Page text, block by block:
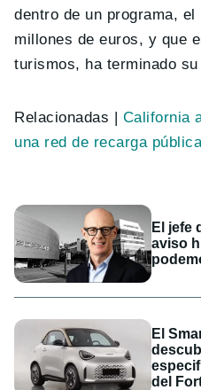
dentro de un programa,
millones de euros, y que
turismos, ha terminado
Relacionadas | California
una red de recarga
El jefe
aviso
El
del